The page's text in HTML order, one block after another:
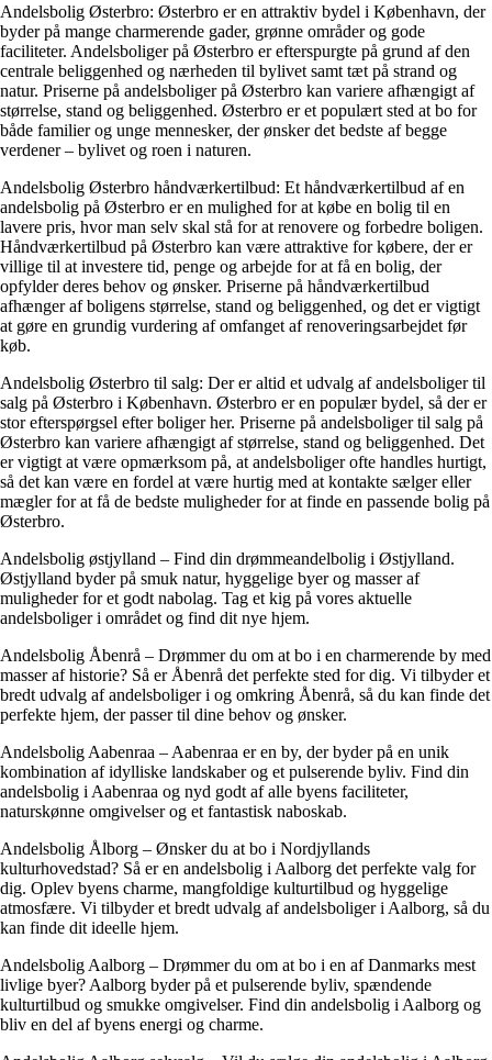
Andelsbolig Østerbro: Østerbro er en attraktiv bydel i København, der
byder på mange charmerende gader, grønne områder og gode
faciliteter. Andelsboliger på Østerbro er efterspurgte på grund af den
centrale beliggenhed og nærheden til bylivet samt tæt på strand og
natur. Priserne på andelsboliger på Østerbro kan variere afhængigt af
størrelse, stand og beliggenhed. Østerbro er et populært sted at bo for
både familier og unge mennesker, der ønsker det bedste af begge
verdener – bylivet og roen i naturen.
Andelsbolig Østerbro håndværkertilbud: Et håndværkertilbud af en
andelsbolig på Østerbro er en mulighed for at købe en bolig til en
lavere pris, hvor man selv skal stå for at renovere og forbedre boligen.
Håndværkertilbud på Østerbro kan være attraktive for købere, der er
villige til at investere tid, penge og arbejde for at få en bolig, der
opfylder deres behov og ønsker. Priserne på håndværkertilbud
afhænger af boligens størrelse, stand og beliggenhed, og det er vigtigt
at gøre en grundig vurdering af omfanget af renoveringsarbejdet før
køb.
Andelsbolig Østerbro til salg: Der er altid et udvalg af andelsboliger til
salg på Østerbro i København. Østerbro er en populær bydel, så der er
stor efterspørgsel efter boliger her. Priserne på andelsboliger til salg på
Østerbro kan variere afhængigt af størrelse, stand og beliggenhed. Det
er vigtigt at være opmærksom på, at andelsboliger ofte handles hurtigt,
så det kan være en fordel at være hurtig med at kontakte sælger eller
mægler for at få de bedste muligheder for at finde en passende bolig på
Østerbro.
Andelsbolig østjylland – Find din drømmeandelbolig i Østjylland.
Østjylland byder på smuk natur, hyggelige byer og masser af
muligheder for et godt nabolag. Tag et kig på vores aktuelle
andelsboliger i området og find dit nye hjem.
Andelsbolig Åbenrå – Drømmer du om at bo i en charmerende by med
masser af historie? Så er Åbenrå det perfekte sted for dig. Vi tilbyder et
bredt udvalg af andelsboliger i og omkring Åbenrå, så du kan finde det
perfekte hjem, der passer til dine behov og ønsker.
Andelsbolig Aabenraa – Aabenraa er en by, der byder på en unik
kombination af idylliske landskaber og et pulserende byliv. Find din
andelsbolig i Aabenraa og nyd godt af alle byens faciliteter,
naturskønne omgivelser og et fantastisk naboskab.
Andelsbolig Ålborg – Ønsker du at bo i Nordjyllands
kulturhovedstad? Så er en andelsbolig i Aalborg det perfekte valg for
dig. Oplev byens charme, mangfoldige kulturtilbud og hyggelige
atmosfære. Vi tilbyder et bredt udvalg af andelsboliger i Aalborg, så du
kan finde dit ideelle hjem.
Andelsbolig Aalborg – Drømmer du om at bo i en af Danmarks mest
livlige byer? Aalborg byder på et pulserende byliv, spændende
kulturtilbud og smukke omgivelser. Find din andelsbolig i Aalborg og
bliv en del af byens energi og charme.